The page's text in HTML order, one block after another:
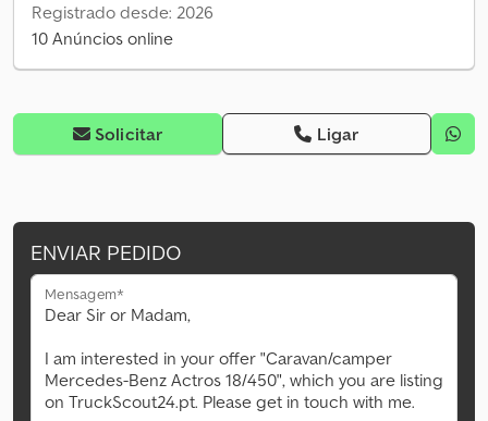
Registrado desde: 2026
10 Anúncios online
Solicitar Ligar
ENVIAR PEDIDO
Mensagem*